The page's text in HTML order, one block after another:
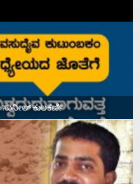
ಸುನೀಲ್‌ ಕುಲಕರ್ಣಿ